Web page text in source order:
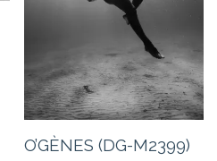
O’GÈNES (DG-M2399)